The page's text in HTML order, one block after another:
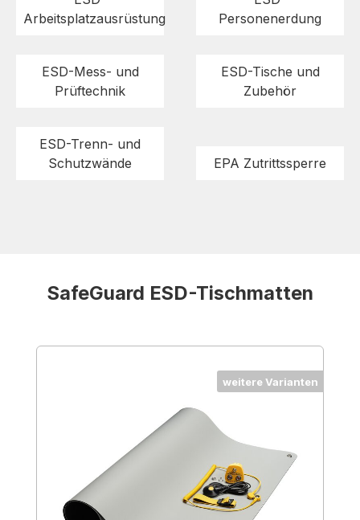
Arbeitsplatzausrüstung
Personenerdung
ESD-Mess- und
Prüftechnik
ESD-Tische und
Zubehör
ESD-Trenn- und
Schutzwände
EPA Zutrittssperre
SafeGuard ESD-Tischmatten
weitere Varianten